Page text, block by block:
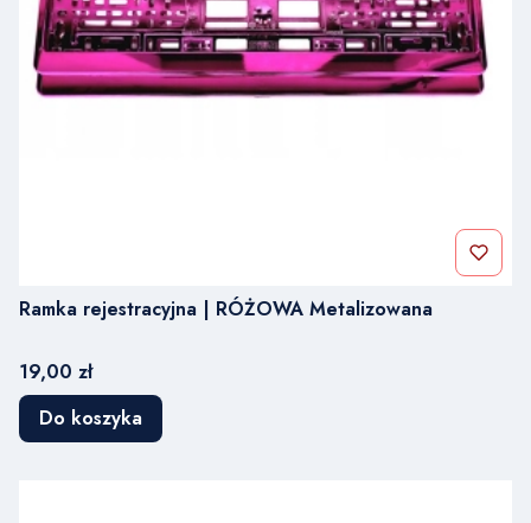
Ramka rejestracyjna | RÓŻOWA Metalizowana
Cena
19,00 zł
Do koszyka